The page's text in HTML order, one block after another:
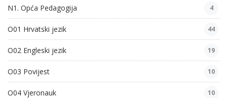
N1. Opća Pedagogija 4
O01 Hrvatski jezik 44
O02 Engleski jezik 19
O03 Povijest 10
O04 Vjeronauk 10